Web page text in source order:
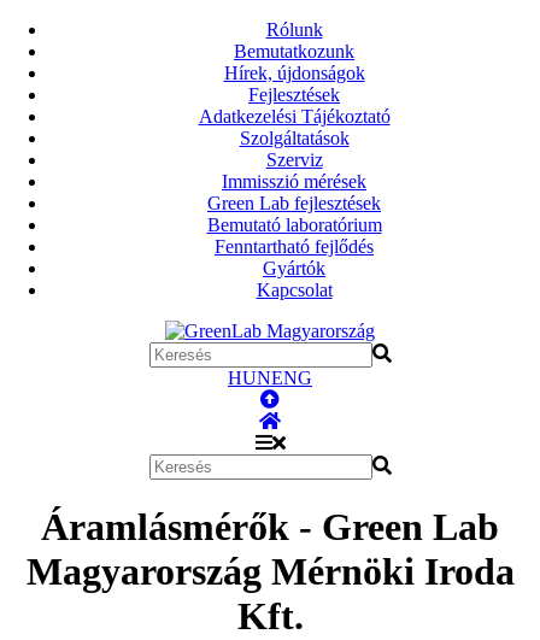
Rólunk
Bemutatkozunk
Hírek, újdonságok
Fejlesztések
Adatkezelési Tájékoztató
Szolgáltatások
Szerviz
Immisszió mérések
Green Lab fejlesztések
Bemutató laboratórium
Fenntartható fejlődés
Gyártók
Kapcsolat
HUNENG
Áramlásmérők - Green Lab
Magyarország Mérnöki Iroda
Kft.